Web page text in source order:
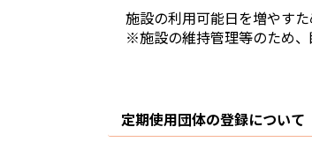
施設の利用可能日を増やす
※施設の維持管理等のため、
定期使用団体の登録について